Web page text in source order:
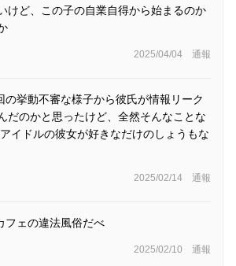
けど、この子の自業自得から始まるのか
2025/04/04 通報
の挙動不審な様子から彼氏が情報リーク
だのかと思ったけど、全然そんなことな
イドルの彼女が好きなだけのしょうもな
2025/02/14 通報
フェの違法風俗だべ
2025/02/10 通報